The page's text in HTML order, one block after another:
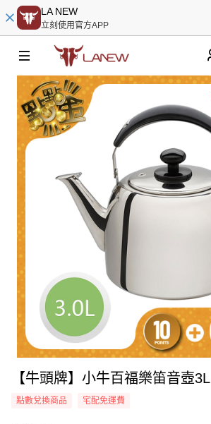
LA NEW
立刻使用官方APP
【牛頭牌】小牛百福樂笛音壺3L
點數兌換商品 宅配免運費